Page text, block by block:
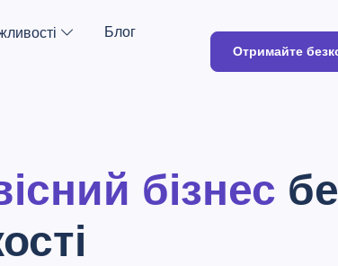
Блог
Отримайте
бізнес